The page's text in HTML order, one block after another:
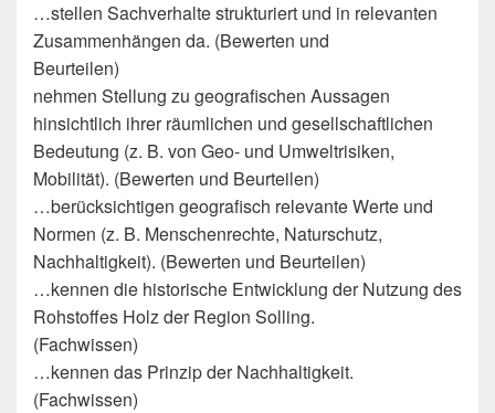
…stellen Sachverhalte strukturiert und in relevanten
Zusammenhängen da. (Bewerten und
Beurteilen)
nehmen Stellung zu geografischen Aussagen
hinsichtlich ihrer räumlichen und gesellschaftlichen
Bedeutung (z. B. von Geo- und Umweltrisiken,
Mobilität). (Bewerten und Beurteilen)
…berücksichtigen geografisch relevante Werte und
Normen (z. B. Menschenrechte, Naturschutz,
Nachhaltigkeit). (Bewerten und Beurteilen)
…kennen die historische Entwicklung der Nutzung des
Rohstoffes Holz der Region Solling.
(Fachwissen)
…kennen das Prinzip der Nachhaltigkeit.
(Fachwissen)